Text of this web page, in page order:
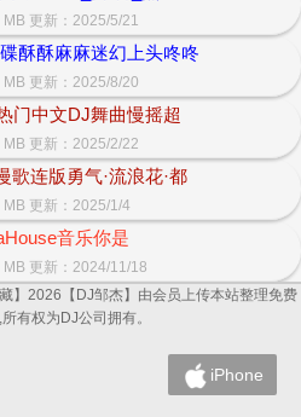
更新：2025/5/21
酥酥麻麻迷幻上头咚咚
更新：2025/8/20
门中文DJ舞曲慢摇超
更新：2025/2/22
歌连版勇气·流浪花·都
更新：2025/1/4
音乐你是
更新：2024/11/18
】2026【DJ邹杰】由会员上传本站整理免费
有权为DJ公司拥有。
iPhone